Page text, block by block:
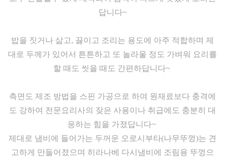
답니다~
밥을 짓거나 삶고, 끓이고 조리는 용도에 아주 적합하며 제
대로 두께가 있어서 튼튼하고 또 놀라울 정도 가벼워 요리를
할 때도 씻을 때도 간편하답니다~
측면도 제조 방법을 스핀 가공으로 하여 원재료보다 충격에
도 강하여 전문요리사의 잦은 사용이나 취급에도 충분히 대
응하는 힘을 가졌답니다~
제대로 냄비에 들어가는 두꺼운 오로시부타(나무뚜껑)는 견
고하게 만들어졌으며 히라나베 다시냄비에 조림용 뚜껑으